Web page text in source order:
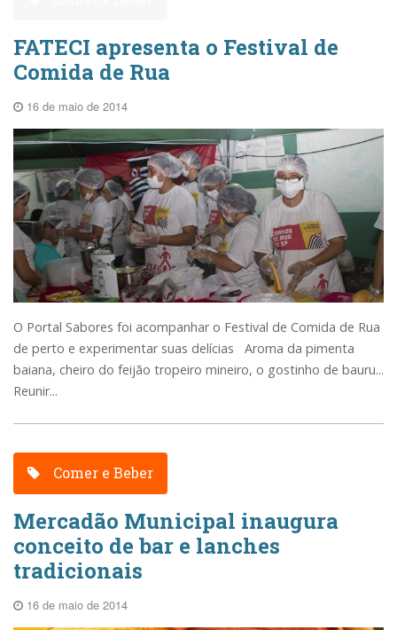
FATECI apresenta o Festival de
Comida de Rua
16 de maio de 2014
O Portal Sabores foi acompanhar o Festival de Comida de Rua
de perto e experimentar suas delícias Aroma da pimenta
baiana, cheiro do feijão tropeiro mineiro, o gostinho de bauru...
Reunir...
Comer e Beber
Mercadão Municipal inaugura
conceito de bar e lanches
tradicionais
16 de maio de 2014